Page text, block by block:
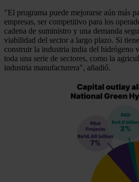
"El programa puede mejorarse aún más
empresas, ser competitivo para los
cadena de suministro y una demanda
viabilidad del sector a largo plazo. Si
construir la industria india del hidrógeno
toda una serie de sectores, como la
industria manufacturera", añadió.